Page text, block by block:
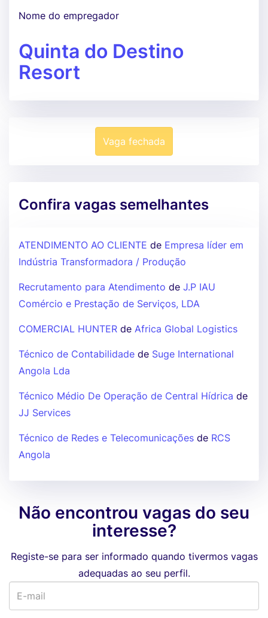
Nome do empregador
Quinta do Destino
Resort
Vaga fechada
Confira vagas semelhantes
ATENDIMENTO AO CLIENTE de Empresa líder em
Indústria Transformadora / Produção
Recrutamento para Atendimento de J.P IAU
Comércio e Prestação de Serviços, LDA
COMERCIAL HUNTER de Africa Global Logistics
Técnico de Contabilidade de Suge International
Angola Lda
Técnico Médio De Operação de Central Hídrica de
JJ Services
Técnico de Redes e Telecomunicações de RCS
Angola
Não encontrou vagas do seu
interesse?
Registe-se para ser informado quando tivermos vagas
adequadas ao seu perfil.